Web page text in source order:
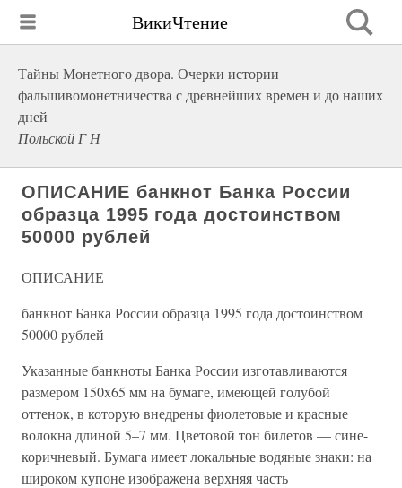
ВикиЧтение
Тайны Монетного двора. Очерки истории
фальшивомонетничества с древнейших времен и до наших
дней
Польской Г Н
ОПИСАНИЕ банкнот Банка России
образца 1995 года достоинством
50000 рублей
ОПИСАНИЕ
банкнот Банка России образца 1995 года достоинством
50000 рублей
Указанные банкноты Банка России изготавливаются
размером 150x65 мм на бумаге, имеющей голубой
оттенок, в которую внедрены фиолетовые и красные
волокна длиной 5–7 мм. Цветовой тон билетов — сине-
коричневый. Бумага имеет локальные водяные знаки: на
широком купоне изображена верхняя часть